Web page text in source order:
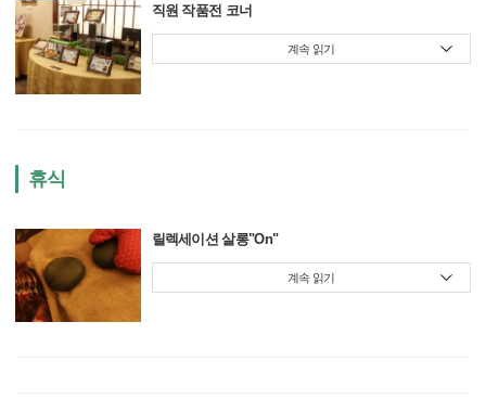
직원 작품전 코너
계속 읽기
휴식
릴렉세이션 살롱"On"
계속 읽기